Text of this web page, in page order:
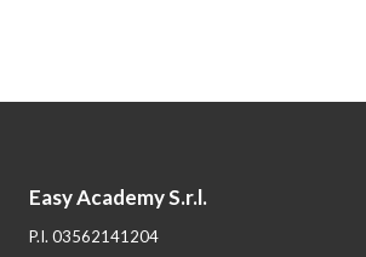
Easy Academy S.r.l.
P.I. 03562141204